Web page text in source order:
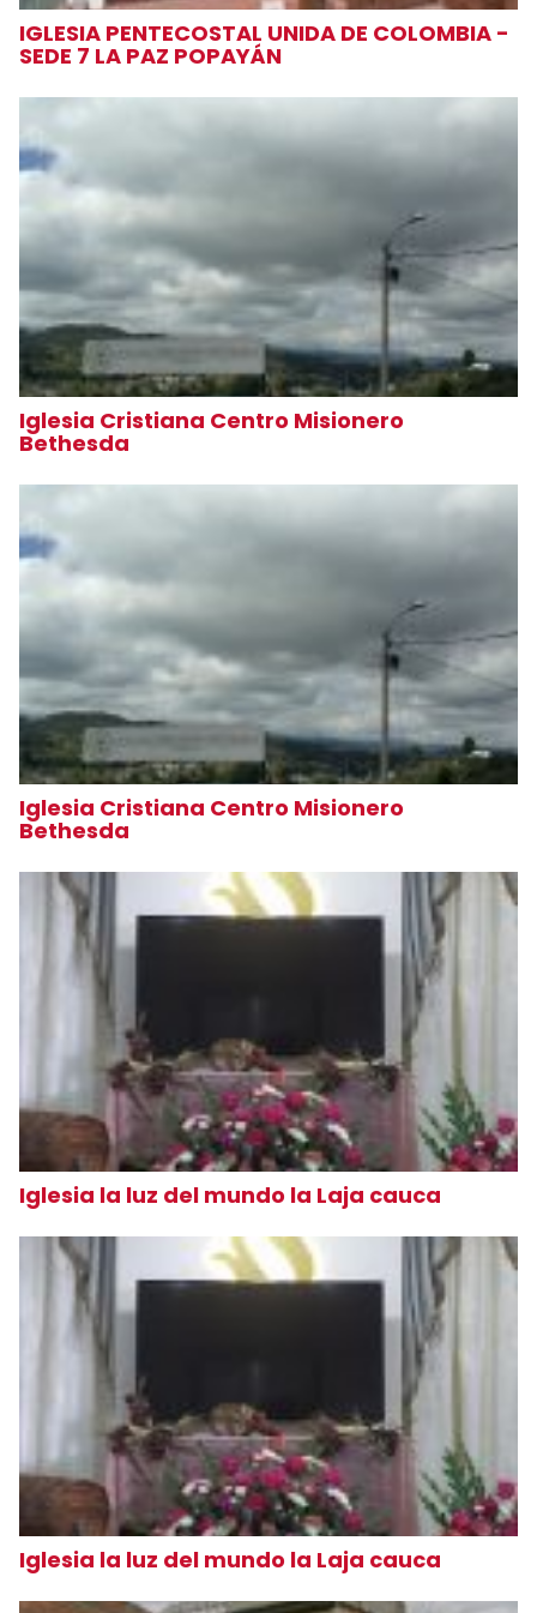
IGLESIA PENTECOSTAL UNIDA DE COLOMBIA -
SEDE 7 LA PAZ POPAYÁN
Iglesia Cristiana Centro Misionero
Bethesda
Iglesia Cristiana Centro Misionero
Bethesda
Iglesia la luz del mundo la Laja cauca
Iglesia la luz del mundo la Laja cauca